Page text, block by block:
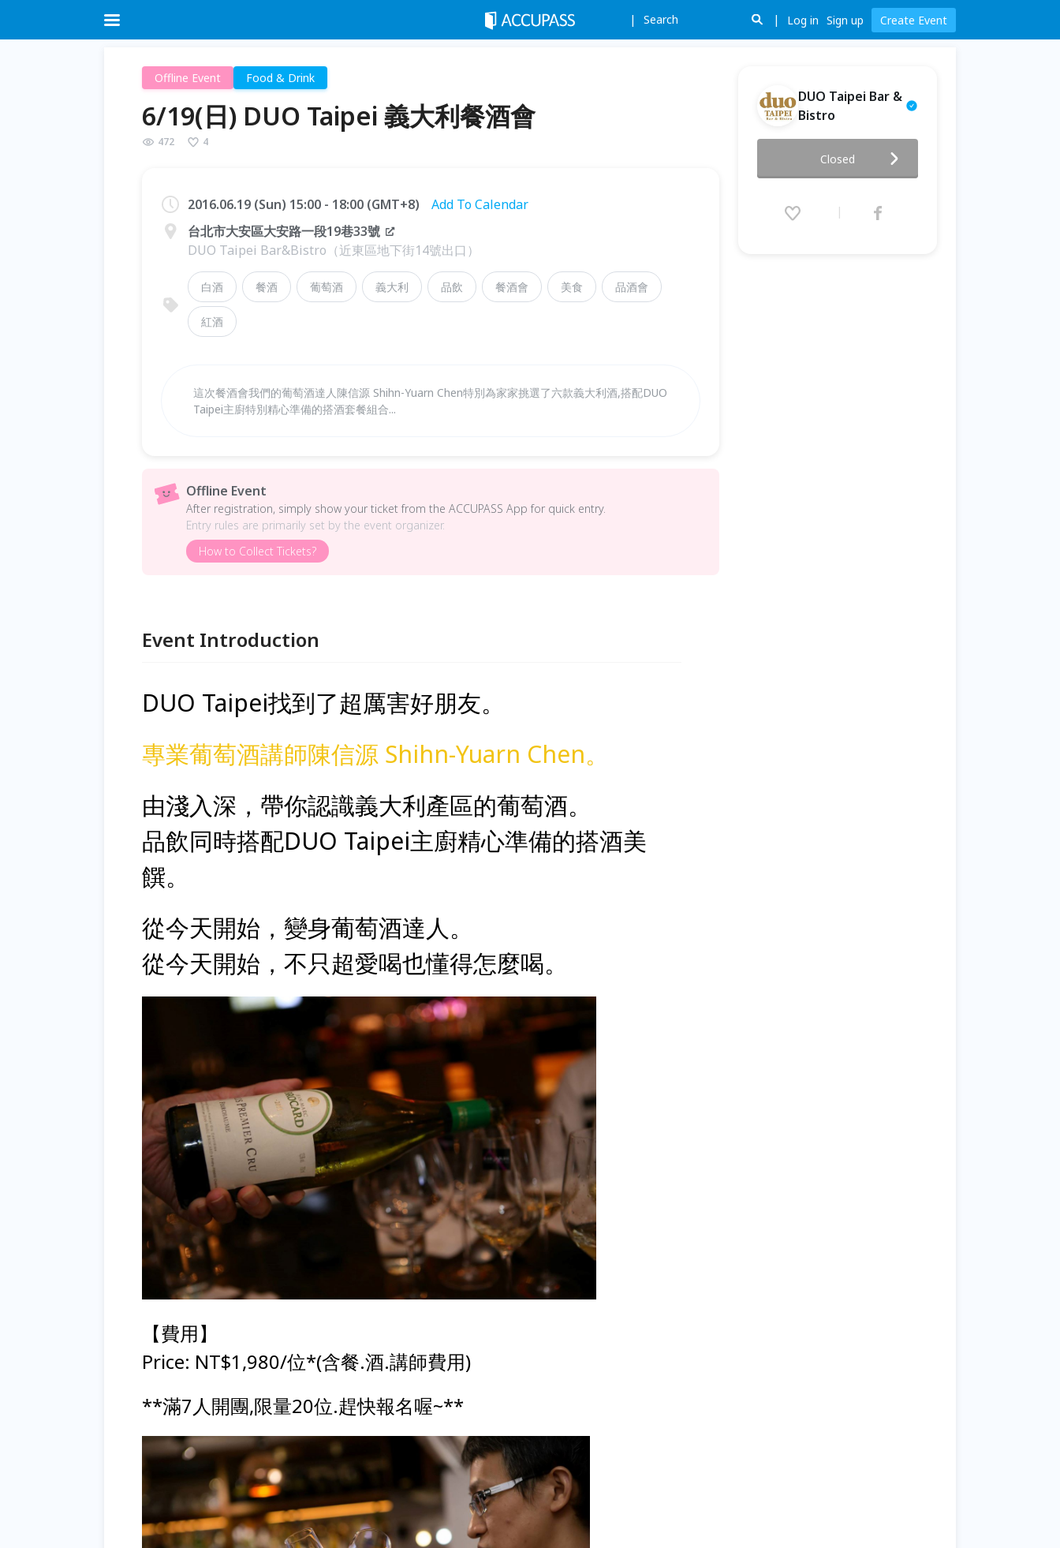
Search Log in Sign up Create Event
Offline Event Food & Drink
6/19(日) DUO Taipei 義大利餐酒會
472 4
2016.06.19 (Sun) 15:00 - 18:00 (GMT+8)
Add To Calendar
台北市大安區大安路一段19巷33號
DUO Taipei Bar&Bistro（近東區地下街14號出口）
白酒 餐酒 葡萄酒 義大利 品飲 餐酒會 美食 品酒會
紅酒
這次餐酒會我們的葡萄酒達人陳信源 Shihn-Yuarn Chen特別為家家挑選了六款義大利酒,搭配DUO
Taipei主廚特別精心準備的搭酒套餐組合...
Offline Event
After registration, simply show your ticket from the ACCUPASS App for quick entry.
Entry rules are primarily set by the event organizer.
How to Collect Tickets?
Event Introduction
DUO Taipei找到了超厲害好朋友。
專業葡萄酒講師陳信源 Shihn-Yuarn Chen。
由淺入深，帶你認識義大利產區的葡萄酒。
品飲同時搭配DUO Taipei主廚精心準備的搭酒美
饌。
從今天開始，變身葡萄酒達人。
從今天開始，不只超愛喝也懂得怎麼喝。
【費用】
Price: NT$1,980/位*(含餐.酒.講師費用)
**滿7人開團,限量20位.趕快報名喔~**
DUO Taipei Bar &
Bistro
2016.06.19 (Sun) 15:00 - 18:00
Closed